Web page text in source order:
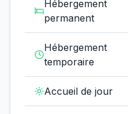
Hébergement
permanent
Hébergement
temporaire
Accueil de jour